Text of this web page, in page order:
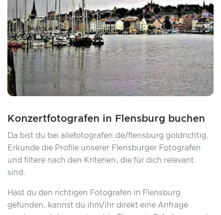
Konzertfotografen in Flensburg buchen
Da bist du bei allefotografen.de/flensburg goldrichtig.
Erkunde die Profile unserer Flensburger Fotografen
und filtere nach den Kriterien, die für dich relevant
sind.
Hast du den richtigen Fotografen in Flensburg
gefunden, kannst du ihm/ihr direkt eine Anfrage